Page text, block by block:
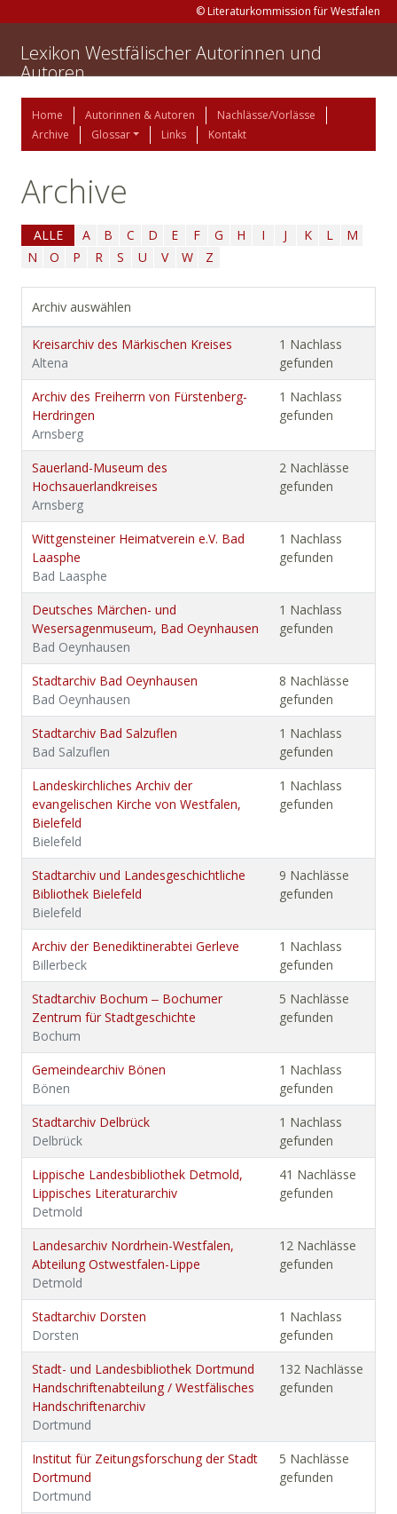
© Literaturkommission für Westfalen
Lexikon Westfälischer Autorinnen und
Autoren
Home Autorinnen & Autoren
Nachlässe/Vorlässe
Archive
Glossar Links Kontakt
Archive
ALLE A B C D E F G H I J K L
M
N
O P R S U V W Z
Archiv auswählen
Kreisarchiv des Märkischen Kreises
Altena
1 Nachlass
gefunden
Archiv des Freiherrn von Fürstenberg-
Herdringen
Arnsberg
1 Nachlass
gefunden
Sauerland-Museum des
Hochsauerlandkreises
Arnsberg
2 Nachlässe
gefunden
Wittgensteiner Heimatverein e.V. Bad
Laasphe
Bad Laasphe
1 Nachlass
gefunden
Deutsches Märchen- und
Wesersagenmuseum, Bad Oeynhausen
Bad Oeynhausen
1 Nachlass
gefunden
Stadtarchiv Bad Oeynhausen
Bad Oeynhausen
8 Nachlässe
gefunden
Stadtarchiv Bad Salzuflen
Bad Salzuflen
1 Nachlass
gefunden
Landeskirchliches Archiv der
evangelischen Kirche von Westfalen,
Bielefeld
Bielefeld
1 Nachlass
gefunden
Stadtarchiv und Landesgeschichtliche
Bibliothek Bielefeld
Bielefeld
9 Nachlässe
gefunden
Archiv der Benediktinerabtei Gerleve
Billerbeck
1 Nachlass
gefunden
Stadtarchiv Bochum ‒ Bochumer
Zentrum für Stadtgeschichte
Bochum
5 Nachlässe
gefunden
Gemeindearchiv Bönen
Bönen
1 Nachlass
gefunden
Stadtarchiv Delbrück
Delbrück
1 Nachlass
gefunden
Lippische Landesbibliothek Detmold,
Lippisches Literaturarchiv
Detmold
41 Nachlässe
gefunden
Landesarchiv Nordrhein-Westfalen,
Abteilung Ostwestfalen-Lippe
Detmold
12 Nachlässe
gefunden
Stadtarchiv Dorsten
Dorsten
1 Nachlass
gefunden
Stadt- und Landesbibliothek Dortmund
Handschriftenabteilung / Westfälisches
Handschriftenarchiv
Dortmund
132 Nachlässe
gefunden
Institut für Zeitungsforschung der Stadt
Dortmund
Dortmund
5 Nachlässe
gefunden